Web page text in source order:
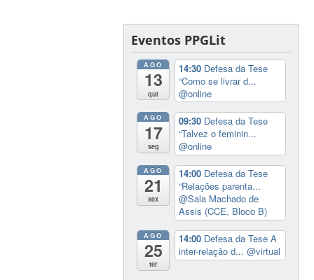
Eventos PPGLit
AGO
13
qui
14:30 Defesa da Tese
“Como se livrar d...
@online
AGO
17
seg
09:30 Defesa da Tese
“Talvez o feminin...
@online
AGO
21
sex
14:00 Defesa da Tese
“Relações parenta...
@Sala Machado de
Assis (CCE, Bloco B)
AGO
25
ter
14:00 Defesa da Tese A
inter-relação d...@virtual